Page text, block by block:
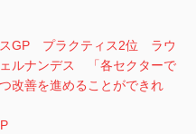
GP プラクティス2位 ラウ
ルナンデス 「各セクターで
改善を進めることができれ